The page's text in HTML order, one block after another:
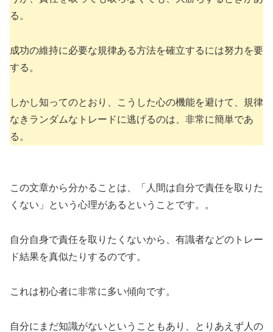
る。
成功の維持に必要な規律ある方法を確立するには努力を要
する。
しかし知ってのとおり、こうした心の機能を避けて、規律
なきランダムなトレードに逃げるのは、非常に簡単であ
る。
この文章から分かることは、「人間は自分で責任を取りた
くない」という心理があるということです。。
自分自身で責任を取りたくないから、有識者などのトレー
ド結果を真似たりするのです。
これは初心者に非常に多い傾向です。
自分にまだ知識がないということもあり、とりあえず人の